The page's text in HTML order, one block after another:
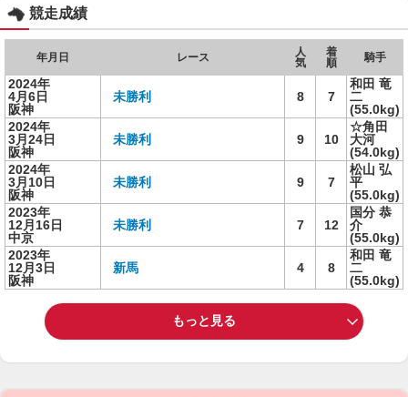
競走成績
年月日 レース
人
気
着
順
騎手
2024年
4月6日
阪神
未勝利 8 7
和田 竜
二
(55.0kg)
2024年
3月24日
阪神
未勝利 9 10
☆角田
大河
(54.0kg)
2024年
3月10日
阪神
未勝利 9 7
松山 弘
平
(55.0kg)
2023年
12月16日
中京
未勝利 7 12
国分 恭
介
(55.0kg)
2023年
12月3日
阪神
新馬 4 8
和田 竜
二
(55.0kg)
もっと見る